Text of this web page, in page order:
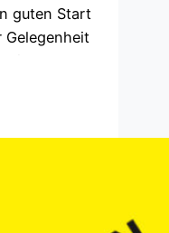
guten Start
Gelegenheit
bedanken!
so ein